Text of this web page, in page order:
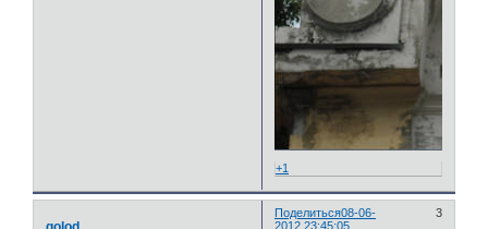
+1
Поделиться 3
08-06-
2012 23:45:05